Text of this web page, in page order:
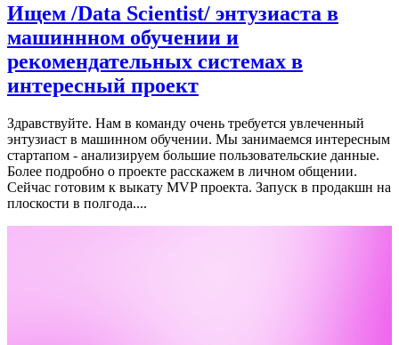
Ищем /Data Scientist/ энтузиаста в
машиннном обучении и
рекомендательных системах в
интересный проект
Здравствуйте. Нам в команду очень требуется увлеченный
энтузиаст в машинном обучении. Мы занимаемся интересным
стартапом - анализируем большие пользовательские данные.
Более подробно о проекте расскажем в личном общении.
Сейчас готовим к выкату MVP проекта. Запуск в продакшн на
плоскости в полгода....